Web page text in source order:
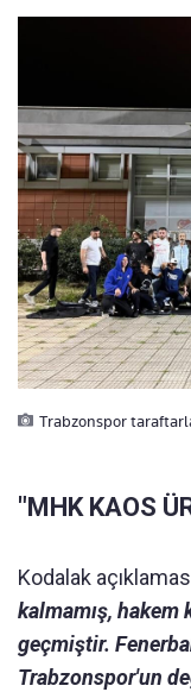
Trabzonspor
"MHK KAOS
Kodalak
kalmamış, hakem
geçmiştir.
Trabzonspor'un